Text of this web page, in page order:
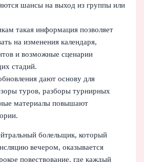
шансы на выход из группы или
такая информация позволяет
на изменения календаря,
и возможные сценарии
стадий.
дают основу для
туров, разборы турнирных
материалы повышают
болельщик, который
вечером, оказывается
повествование, где каждый